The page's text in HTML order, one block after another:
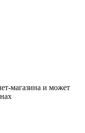
магазина и может